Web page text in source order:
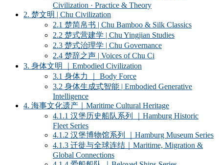
Civilization · Practice & Theory
2. 楚文明 | Chu Civilization
2.1 楚简帛书 | Chu Bamboo & Silk Classics
2.2 楚式营建学 | Chu Yingjian Studies
2.3 楚式治理学 | Chu Governance
2.4 楚辞之声 | Voices of Chu Ci
3. 身体文明 ｜Embodied Civilization
3.1 身体力 ｜ Body Force
3.2 身体生成式智能 | Embodied Generative
Intelligence
4. 海事文化遗产｜Maritime Cultural Heritage
4.1.1 汉堡历史船队系列 ｜Hamburg Historic
Fleet Series
4.1.2 汉堡博物馆系列 ｜Hamburg Museum Series
4.1.3 迁徙与全球连结｜Maritime, Migration &
Global Connections